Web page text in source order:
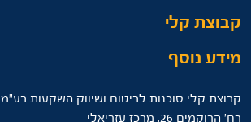
קבוצת קלי
מידע נוסף
קבוצת קלי סוכנות לביטוח ושיווק השקעות בע"מ
רח’ הרוקמים 26, מרכז עזריאלי